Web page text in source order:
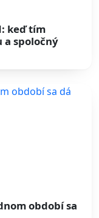
keď tím
spoločný
období sa